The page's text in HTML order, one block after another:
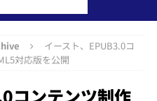
イースト、EPUB3.0コ
対応版を公開
コンテンツ制作